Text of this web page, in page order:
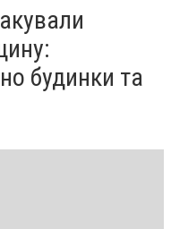
будинки та